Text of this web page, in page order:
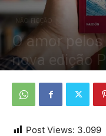
NÃO FICÇÃO
O amor
nova edição
Post Views: 3.099